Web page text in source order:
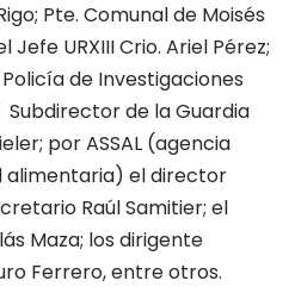
Pte. Comunal de Moisés
Jefe URXIII Crio. Ariel Pérez;
de Investigaciones
Subdirector de la Guardia
por ASSAL (agencia
alimentaria) el director
Raúl Samitier; el
Maza; los dirigente
Ferrero, entre otros.